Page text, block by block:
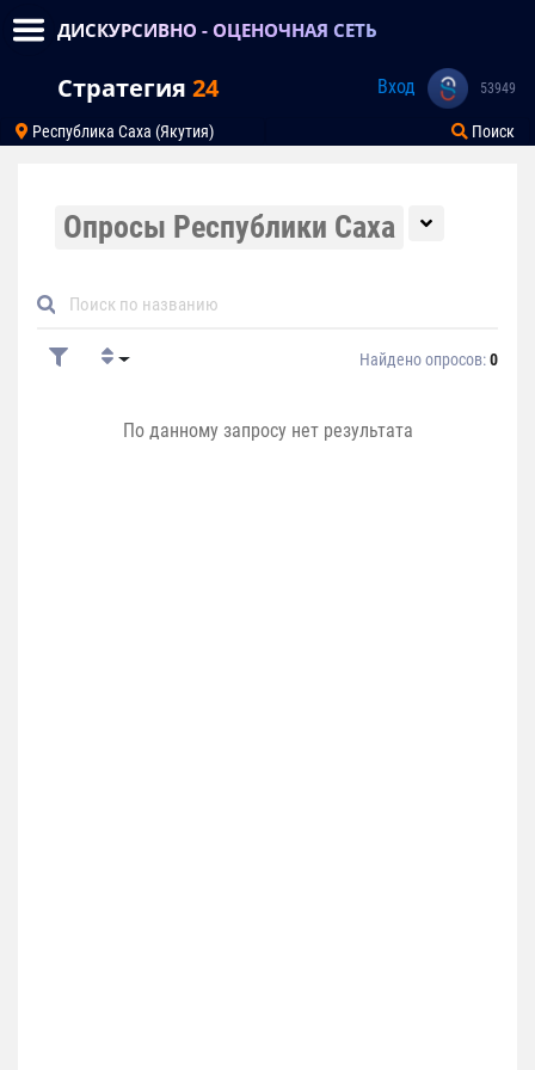
ДИСКУРСИВНО - ОЦЕНОЧНАЯ СЕТЬ
Стратегия 24 Вход 53949
Республика Саха (Якутия) Поиск
Опросы Республики Саха
Найдено опросов:0
По данному запросу нет результата